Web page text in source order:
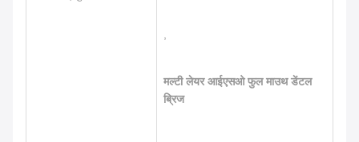
मल्टी लेयर आईएसओ फुल माउथ डेंटल
ब्रिज